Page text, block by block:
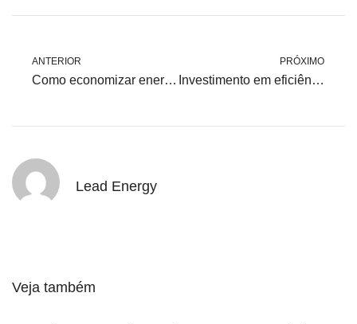
ANTERIOR
Como economizar energia em hospitais, clínicas e consultórios médicos?
PRÓXIMO
Investimento em eficiência energética: Como fazer?
Lead Energy
Veja também